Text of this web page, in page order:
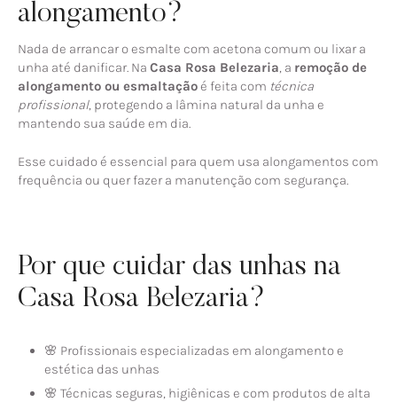
alongamento?
Nada de arrancar o esmalte com acetona comum ou lixar a
unha até danificar. Na Casa Rosa Belezaria, a remoção de
alongamento ou esmaltaçãoé feita com técnica
profissional, protegendo a lâmina natural da unha e
mantendo sua saúde em dia.
Esse cuidado é essencial para quem usa alongamentos com
frequência ou quer fazer a manutenção com segurança.
Por que cuidar das unhas na
Casa Rosa Belezaria?
🌸 Profissionais especializadas em alongamento e
estética das unhas
🌸 Técnicas seguras, higiênicas e com produtos de alta